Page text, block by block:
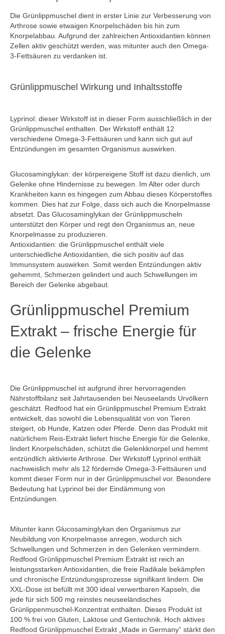
Die Grünlippmuschel dient in erster Linie zur Verbesserung von
Arthrose sowie etwaigen Knorpelschäden bis hin zum
Knorpelabbau. Aufgrund der zahlreichen Antioxidantien können
Zellen aktiv geschützt werden, was mitunter auch den Omega-
3-Fettsäuren zu verdanken ist.
Grünlippmuschel Wirkung und Inhaltsstoffe
Lyprinol: dieser Wirkstoff ist in dieser Form ausschließlich in der
Grünlippmuschel enthalten. Der Wirkstoff enthält 12
verschiedene Omega-3-Fettsäuren und kann sich gut auf
Entzündungen im gesamten Organismus auswirken.
Glucosaminglykan: der körpereigene Stoff ist dazu dienlich, um
Gelenke ohne Hindernisse zu bewegen. Im Alter oder durch
Krankheiten kann es hingegen zum Abbau dieses Körperstoffes
kommen. Dies hat zur Folge, dass sich auch die Knorpelmasse
absetzt. Das Glucosaminglykan der Grünlippmuscheln
unterstützt den Körper und regt den Organismus an, neue
Knorpelmasse zu produzieren.
Antioxidantien: die Grünlippmuschel enthält viele
unterschiedliche Antioxidantien, die sich positiv auf das
Immunsystem auswirken. Somit werden Entzündungen aktiv
gehemmt, Schmerzen gelindert und auch Schwellungen im
Bereich der Gelenke abgebaut.
Grünlippmuschel Premium
Extrakt – frische Energie für
die Gelenke
Die Grünlippmuschel ist aufgrund ihrer hervorragenden
Nährstoffbilanz seit Jahrtausenden bei Neuseelands Urvölkern
geschätzt. Redfood hat ein Grünlippmuschel Premium Extrakt
entwickelt, das sowohl die Lebensqualität von von Tieren
steigert, ob Hunde, Katzen oder Pferde. Denn das Produkt mit
natürlichem Reis-Extrakt liefert frische Energie für die Gelenke,
lindert Knorpelschäden, schützt die Gelenkknorpel und hemmt
entzündlich aktivierte Arthrose. Der Wirkstoff Lyprinol enthält
nachweislich mehr als 12 fördernde Omega-3-Fettsäuren und
kommt dieser Form nur in der Grünlippmuschel vor. Besondere
Bedeutung hat Lyprinol bei der Eindämmung von
Entzündungen.
Mitunter kann Glucosaminglykan den Organismus zur
Neubildung von Knorpelmasse anregen, wodurch sich
Schwellungen und Schmerzen in den Gelenken vermindern.
Redfood Grünlippmuschel Premium Extrakt ist reich an
leistungsstarken Antioxidantien, die freie Radikale bekämpfen
und chronische Entzündungsprozesse signifikant lindern. Die
XXL-Dose ist befüllt mit 300 ideal verwertbaren Kapseln, die
jede für sich 500 mg reinstes neuseeländisches
Grünlippenmuschel-Konzentrat enthalten. Dieses Produkt ist
100 % frei von Gluten, Laktose und Gentechnik. Hoch aktives
Redfood Grünlippmuschel Extrakt „Made in Germany” stärkt den